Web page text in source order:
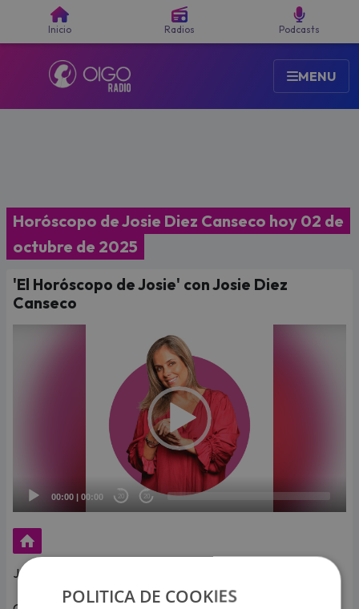
Inicio Radios Podcasts
MENU
Horóscopo de Josie Diez Canseco hoy 02 de
octubre de 2025
'El Horóscopo de Josie' con Josie Diez
Canseco
00:00 | 00:00 20 20
Jueves, 2 de octubre de 2025 - 11 minutos
POLITICA DE COOKIES